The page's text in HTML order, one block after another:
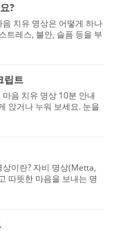
?
치유 명상은 어떻게 하나
트레스, 불안, 슬픔 등을 부
시각화 등의 요소를 활...
립트
음 치유 명상 10분 안내
앉거나 누워 보세요. 눈을
이 순간에 놓아둡니다. 긴
이란? 자비 명상(Metta,
따뜻한 마음을 보내는 명
계에서 공감과 이해를 증